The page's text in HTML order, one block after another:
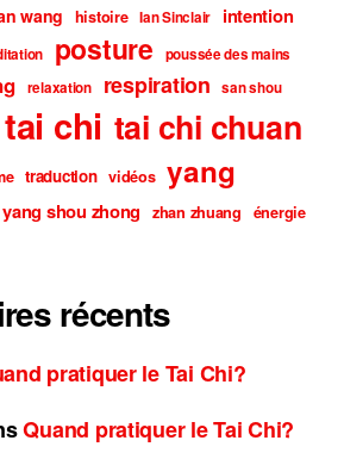
wang histoire Ian Sinclair
intention
posture poussée des mains
relaxation respiration san shou
tai chi tai chi chuan
traduction vidéos yang
yang shou zhong zhan zhuang énergie
récents
pratiquer le Tai Chi?
Quand pratiquer le Tai Chi?